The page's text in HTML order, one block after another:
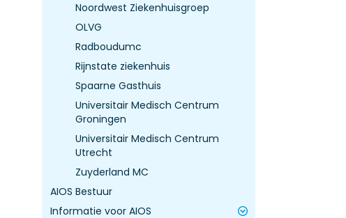
Noordwest Ziekenhuisgroep
OLVG
Radboudumc
Rijnstate ziekenhuis
Spaarne Gasthuis
Universitair Medisch Centrum
Groningen
Universitair Medisch Centrum
Utrecht
Zuyderland MC
AIOS Bestuur
Informatie voor AIOS